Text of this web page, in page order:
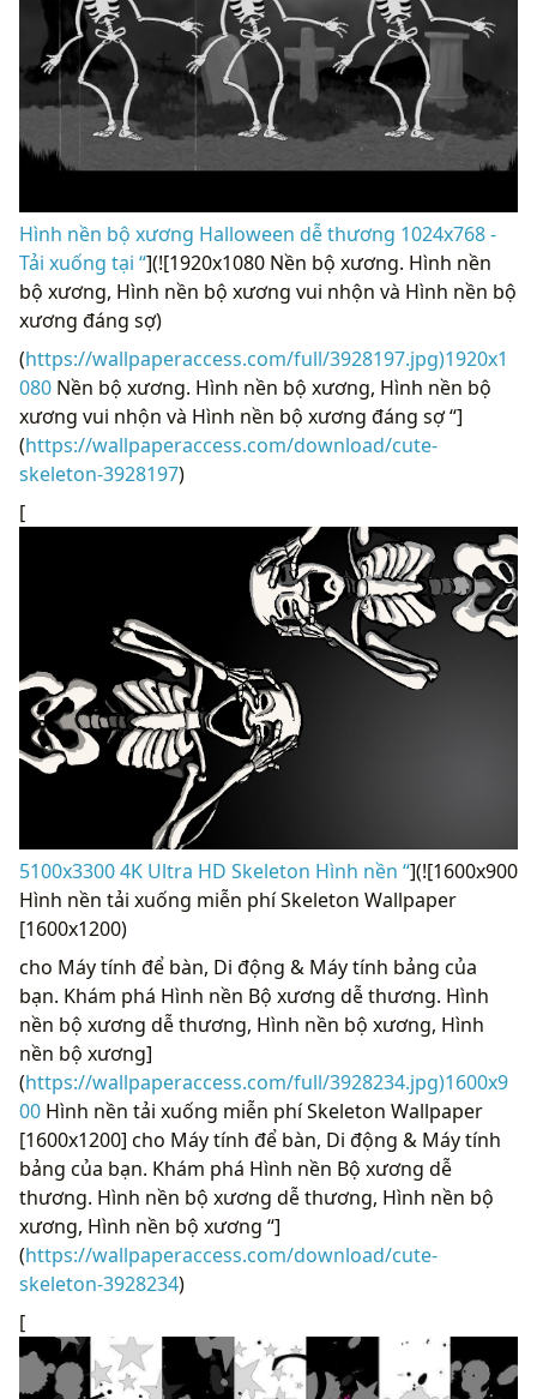
Hình nền bộ xương Halloween dễ thương 1024x768 -
Tải xuống tại “](![1920x1080 Nền bộ xương. Hình nền
bộ xương, Hình nền bộ xương vui nhộn và Hình nền bộ
xương đáng sợ)
(https://wallpaperaccess.com/full/3928197.jpg)1920x1
080 Nền bộ xương. Hình nền bộ xương, Hình nền bộ
xương vui nhộn và Hình nền bộ xương đáng sợ “]
(https://wallpaperaccess.com/download/cute-
skeleton-3928197)
[
5100x3300 4K Ultra HD Skeleton Hình nền “](![1600x900
Hình nền tải xuống miễn phí Skeleton Wallpaper
[1600x1200)
cho Máy tính để bàn, Di động & Máy tính bảng của
bạn. Khám phá Hình nền Bộ xương dễ thương. Hình
nền bộ xương dễ thương, Hình nền bộ xương, Hình
nền bộ xương]
(https://wallpaperaccess.com/full/3928234.jpg)1600x9
00 Hình nền tải xuống miễn phí Skeleton Wallpaper
[1600x1200] cho Máy tính để bàn, Di động & Máy tính
bảng của bạn. Khám phá Hình nền Bộ xương dễ
thương. Hình nền bộ xương dễ thương, Hình nền bộ
xương, Hình nền bộ xương “]
(https://wallpaperaccess.com/download/cute-
skeleton-3928234)
[